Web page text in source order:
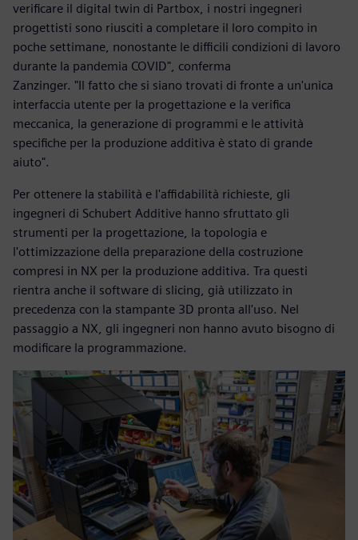
verificare il digital twin di Partbox, i nostri ingegneri
progettisti sono riusciti a completare il loro compito in
poche settimane, nonostante le difficili condizioni di lavoro
durante la pandemia COVID", conferma
Zanzinger. "Il fatto che si siano trovati di fronte a un'unica
interfaccia utente per la progettazione e la verifica
meccanica, la generazione di programmi e le attività
specifiche per la produzione additiva è stato di grande
aiuto".
Per ottenere la stabilità e l'affidabilità richieste, gli
ingegneri di Schubert Additive hanno sfruttato gli
strumenti per la progettazione, la topologia e
l'ottimizzazione della preparazione della costruzione
compresi in NX per la produzione additiva. Tra questi
rientra anche il software di slicing, già utilizzato in
precedenza con la stampante 3D pronta all'uso. Nel
passaggio a NX, gli ingegneri non hanno avuto bisogno di
modificare la programmazione.